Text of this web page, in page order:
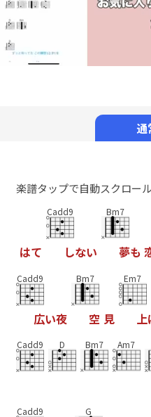
楽譜タップで自動スクロー
はて
Cadd9
しない
Bm7
夢も
Cadd9
広い夜
Bm7
空 見
Em7
上
Cadd9 D Bm7 Am7
Cadd9 G